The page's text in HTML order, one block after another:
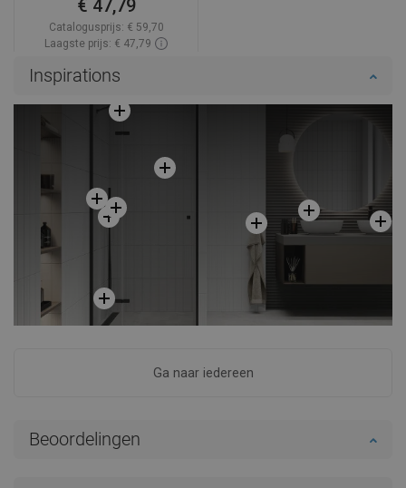
€ 47,79
Catalogusprijs: € 59,70
Laagste prijs: € 47,79
favorite_border
Inspirations
Ga naar iedereen
Beoordelingen